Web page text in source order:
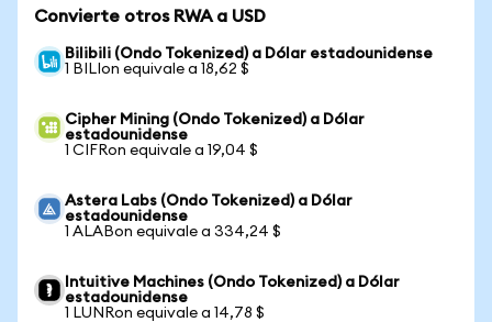
Convierte otros RWA a USD
Bilibili (Ondo Tokenized) a Dólar estadounidense
1 BILIon equivale a 18,62 $
Cipher Mining (Ondo Tokenized) a Dólar
estadounidense
1 CIFRon equivale a 19,04 $
Astera Labs (Ondo Tokenized) a Dólar
estadounidense
1 ALABon equivale a 334,24 $
Intuitive Machines (Ondo Tokenized) a Dólar
estadounidense
1 LUNRon equivale a 14,78 $